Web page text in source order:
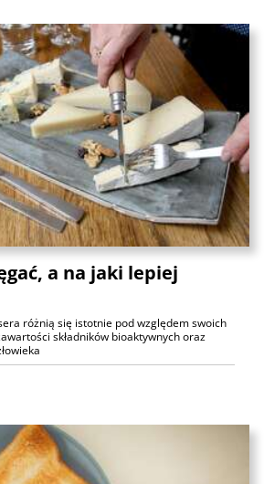
a na jaki lepiej
różnią się istotnie pod względem swoich
składników bioaktywnych oraz